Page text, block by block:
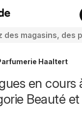
Haaltert
en cours
Beauté